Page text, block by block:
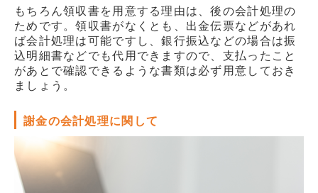
もちろん領収書を用意する理由は、後の会計処理の
ためです。領収書がなくとも、出金伝票などがあれ
ば会計処理は可能ですし、銀行振込などの場合は振
込明細書などでも代用できますので、支払ったこと
があとで確認できるような書類は必ず用意しておき
ましょう。
謝金の会計処理に関して